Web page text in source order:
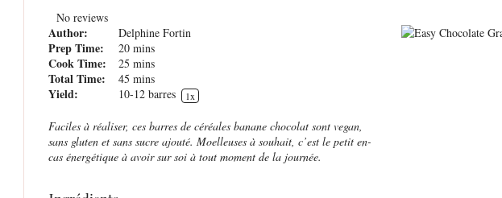
No reviews
Author: Delphine Fortin
Prep Time: 20 mins
Cook Time: 25 mins
Total Time: 45 mins
Yield: 10-12 barres 1x
Faciles à réaliser, ces barres de céréales banane chocolat sont vegan,
sans gluten et sans sucre ajouté. Moelleuses à souhait, c’est le petit en-
cas énergétique à avoir sur soi à tout moment de la journée.